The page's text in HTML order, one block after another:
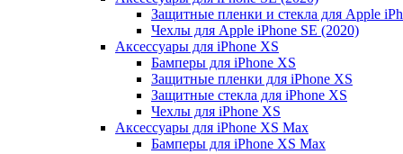
Защитные пленки и стекла для Apple
Чехлы для Apple iPhone SE (2020)
Аксессуары для iPhone ХS
Бамперы для iPhone ХS
Защитные пленки для iPhone ХS
Защитные стекла для iPhone ХS
Чехлы для iPhone ХS
Аксессуары для iPhone ХS Max
Бамперы для iPhone XS Max